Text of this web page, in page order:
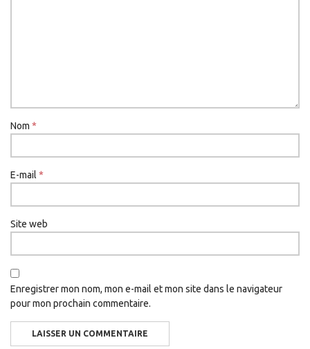
Nom *
E-mail *
Site web
Enregistrer mon nom, mon e-mail et mon site dans le navigateur
pour mon prochain commentaire.